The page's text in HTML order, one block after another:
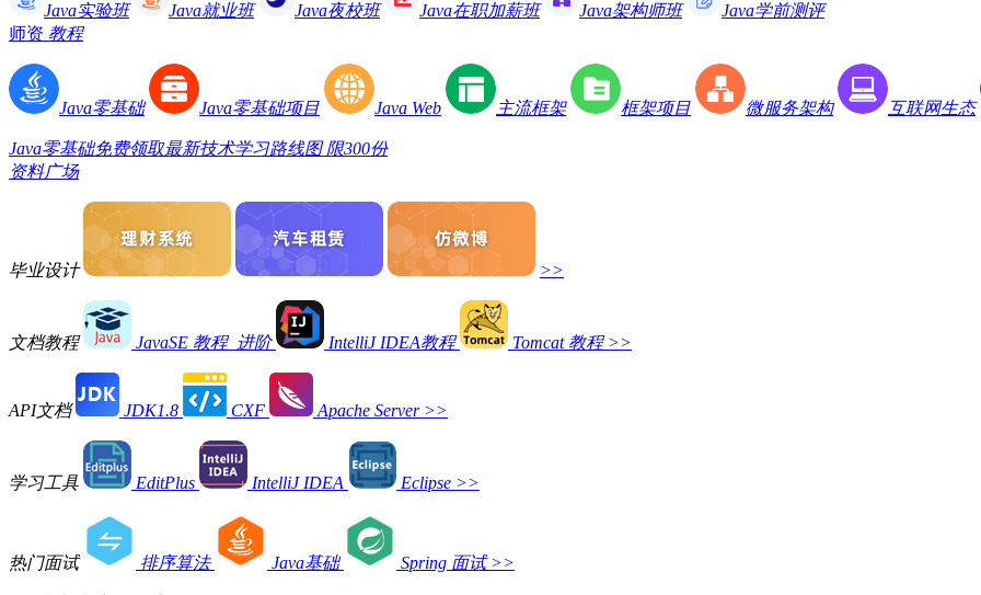
Java实验班 Java就业班 Java夜校班 Java在职加薪班 Java架构师班
Java学前测评
师资 教程
Java零基础 Java零基础项目 Java Web 主流框架 框架项目 微服务架构 互联网生态
Java零基础免费领取最新技术学习路线图 限300份
资料广场
毕业设计 >>
文档教程 JavaSE 教程_进阶 IntelliJ IDEA教程 Tomcat 教程 >>
API文档 JDK1.8 CXF Apache Server >>
学习工具 EditPlus IntelliJ IDEA Eclipse >>
热门面试 排序算法 Java基础 Spring 面试 >>